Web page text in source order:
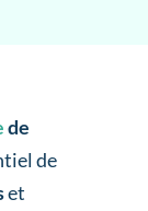
de
de
et